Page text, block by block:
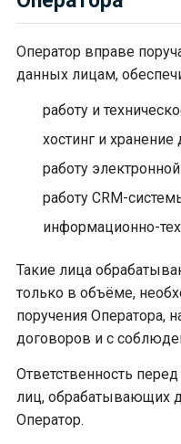
Оператор вправе
данных лицам,
работу и
хостинг и хранение
работу
работу CRM-
информационно-
Такие лица
только в объёме,
поручения Оператора,
договоров и с
Ответственность
лиц, обрабатывающих
Оператор.